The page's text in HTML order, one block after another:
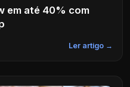
em até 40% com
Ler artigo →